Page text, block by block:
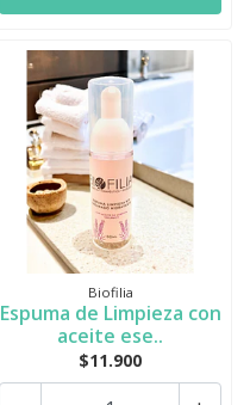
Biofilia
Espuma de Limpieza con
aceite ese..
$11.900